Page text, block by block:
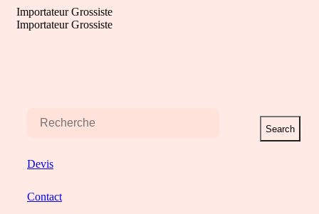
Aller
Importateur Grossiste
Importateur Grossiste
Search
Devis
Contact